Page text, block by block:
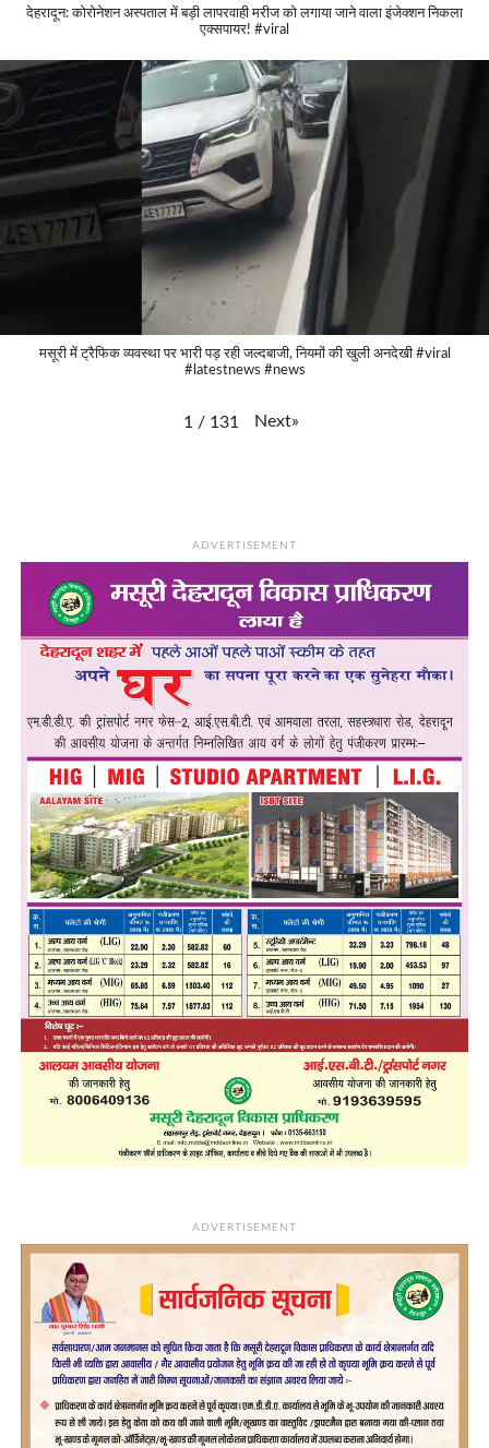
देहरादून: कोरोनेशन अस्पताल में बड़ी लापरवाही मरीज को लगाया जाने वाला इंजेक्शन निकला
एक्सपायर! #viral
मसूरी में ट्रैफिक व्यवस्था पर भारी पड़ रही जल्दबाजी, नियमों की खुली अनदेखी #viral
#latestnews #news
1 / 131 Next»
ADVERTISEMENT
ADVERTISEMENT